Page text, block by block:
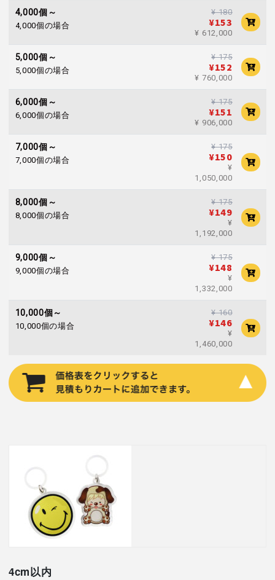
4,000個～
4,000個の場合
¥ 180
¥153
¥ 612,000
5,000個～
5,000個の場合
¥ 175
¥152
¥ 760,000
6,000個～
6,000個の場合
¥ 175
¥151
¥ 906,000
7,000個～
7,000個の場合
¥ 175
¥150
¥
1,050,000
8,000個～
8,000個の場合
¥ 175
¥149
¥
1,192,000
9,000個～
9,000個の場合
¥ 175
¥148
¥
1,332,000
10,000個～
10,000個の場合
¥ 160
¥146
¥
1,460,000
4cm以内